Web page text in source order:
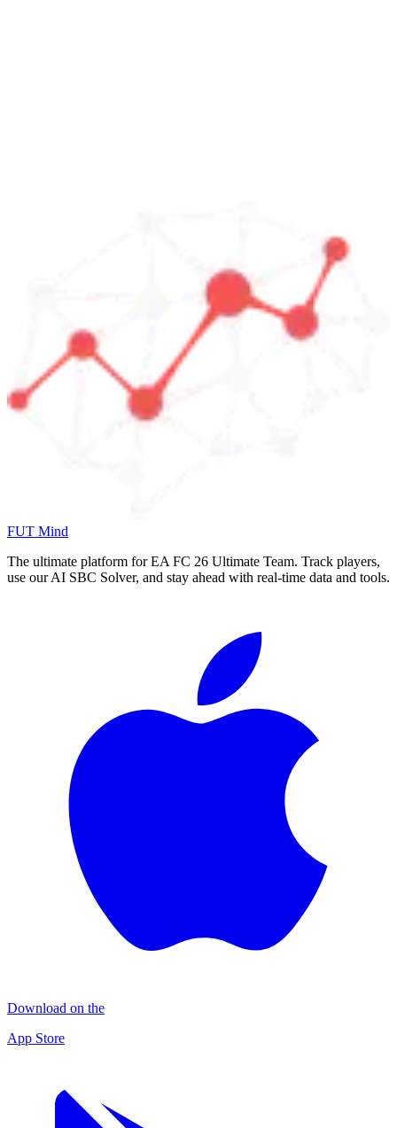
FUT Mind
The ultimate platform for EA FC 26 Ultimate Team. Track players,
use our AI SBC Solver, and stay ahead with real-time data and tools.
Download on the
App Store